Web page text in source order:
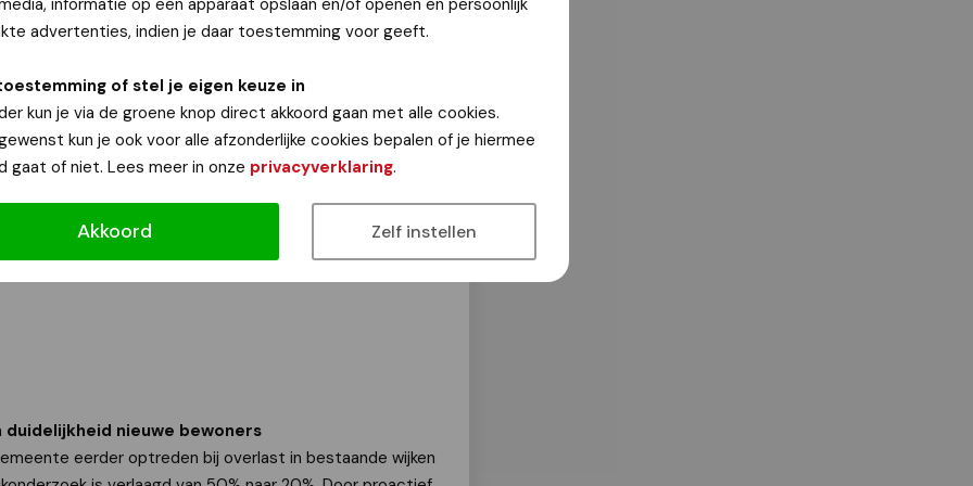
informatie op een apparaat opslaan en/of openen en persoonlijk
advertenties, indien je daar toestemming voor geeft.
of stel je eigen keuze in
kun je via de groene knop direct akkoord gaan met alle cookies.
kun je ook voor alle afzonderlijke cookies bepalen of je hiermee
gaat of niet. Lees meer in onze privacyverklaring.
Akkoord Zelf instellen
met meer dan 50 woningen
parkeren ingevoerd bij nieuwbouwontwikkelingen met
op eigen terrein:
nieuwe bewoners
eerder optreden bij overlast in bestaande wijken